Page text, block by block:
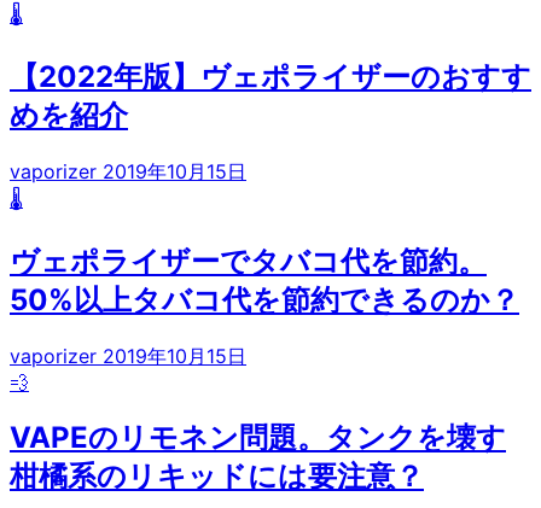
🌡️
【2022年版】ヴェポライザーのおすす
めを紹介
vaporizer 2019年10月15日
🌡️
ヴェポライザーでタバコ代を節約。
50%以上タバコ代を節約できるのか？
vaporizer 2019年10月15日
💨
VAPEのリモネン問題。タンクを壊す
柑橘系のリキッドには要注意？